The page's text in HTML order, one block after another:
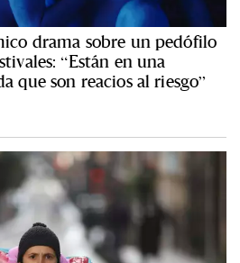
drama sobre un pedófilo
“Están en una
que son reacios al riesgo”